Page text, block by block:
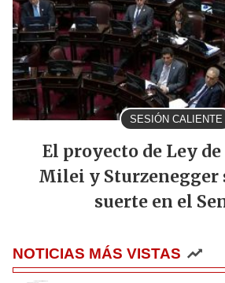
SESIÓN CALIENTE
El proyecto de Ley
Milei y Sturzenegger
suerte en el
NOTICIAS MÁS VISTAS